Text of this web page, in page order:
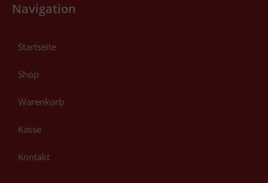
Navigation
Startseite
Shop
Warenkorb
Kasse
Kontakt